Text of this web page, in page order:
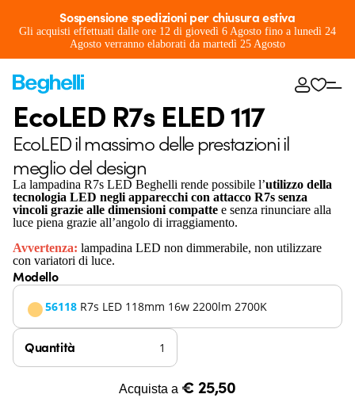
Sospensione spedizioni per chiusura estiva
Gli acquisti effettuati dalle ore 12 di giovedì 6 Agosto fino a lunedì 24
Agosto verranno elaborati da martedì 25 Agosto
EcoLED R7s ELED 117
EcoLED il massimo delle prestazioni il
meglio del design
La lampadina R7s LED Beghelli rende possibile l’utilizzo della
tecnologia LED negli apparecchi con attacco R7s senza
vincoli grazie alle dimensioni compatte e senza rinunciare alla
luce piena grazie all’angolo di irraggiamento.
Avvertenza: lampadina LED non dimmerabile, non utilizzare
con variatori di luce.
Modello
56118 R7s LED 118mm 16w 2200lm 2700K
Quantità
Acquista a € 25,50